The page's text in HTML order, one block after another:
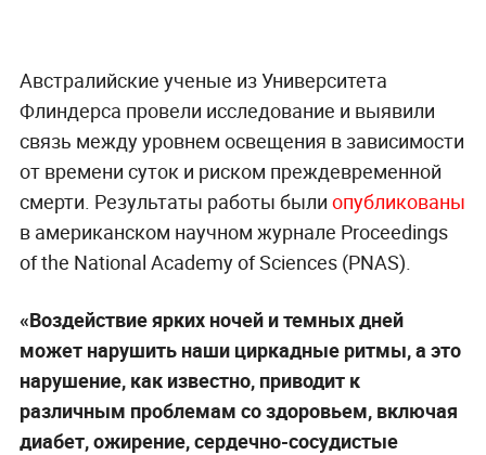
Австралийские ученые из Университета
Флиндерса провели исследование и выявили
связь между уровнем освещения в зависимости
от времени суток и риском преждевременной
смерти. Результаты работы были опубликованы
в американском научном журнале Proceedings
of the National Academy of Sciences (PNAS).
«Воздействие ярких ночей и темных дней
может нарушить наши циркадные ритмы, а это
нарушение, как известно, приводит к
различным проблемам со здоровьем, включая
диабет, ожирение, сердечно-сосудистые